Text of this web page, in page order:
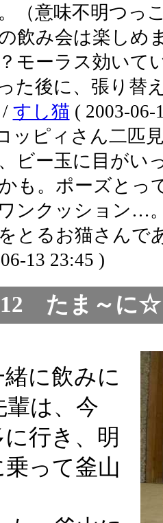
（意味不明つっ
飲み会は楽しめ
モーラス効いて
た後に、張り替
すし猫 ( 2003-06-
ッピィさん二
ビー玉に目がい
も。ポーズとっ
ンクッション
とるお猫さんで
13 23:45 )
12 たま～に
に飲みに
輩は、今
に行き、明
乗って釜山